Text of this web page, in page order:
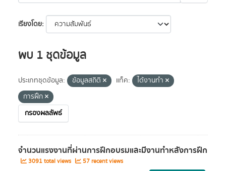
เรียงโดย
พบ 1 ชุดข้อมูล
ประเภทชุดข้อมูล: ข้อมูลสถิติ แท็ค:
ได้งานทำ
การฝึก
กรองผลลัพธ์
จำนวนแรงงานที่ผ่านการฝึกอบรมและมีงานทำหลังการฝึก
3091 total views 57 recent views